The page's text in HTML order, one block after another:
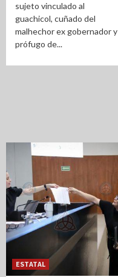
sujeto vinculado al
guachicol, cuñado del
malhechor ex gobernador y
prófugo de...
ESTATAL